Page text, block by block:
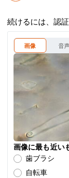
続けるには、認
画像 音
画像に最も近い
歯ブラシ
自転車